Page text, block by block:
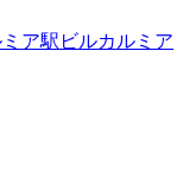
ア駅ビルカルミア